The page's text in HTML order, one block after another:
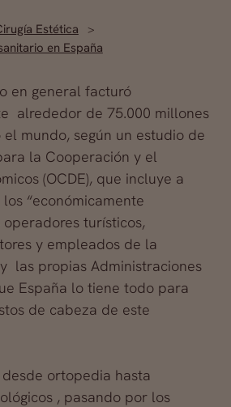
Estética
en España
en general facturó
alrededor de 75.000 millones
mundo, según un estudio de
la Cooperación y el
(OCDE), que incluye a
“económicamente
operadores turísticos,
y empleados de la
las propiasAdministraciones
España lo tiene todo para
de cabeza de este
ortopedia hasta
, pasando por los